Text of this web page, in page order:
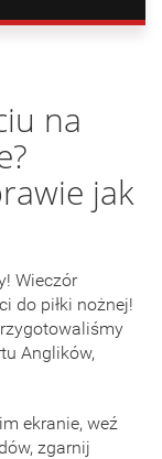
na
jak
Wieczór
do piłki nożnej!
Anglików,
ekranie, weź
zgarnij